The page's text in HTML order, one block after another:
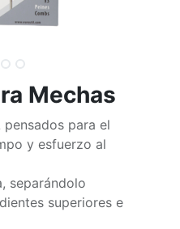
Mechas
pensados para el
y esfuerzo al
separándolo
superiores e